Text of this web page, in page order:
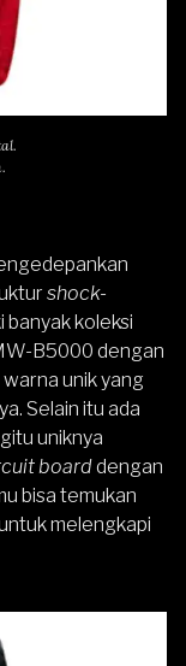
shock-
banyak koleksi
B5000 dengan
unik yang
Selain itu ada
uniknya
boarddengan
bisa temukan
melengkapi